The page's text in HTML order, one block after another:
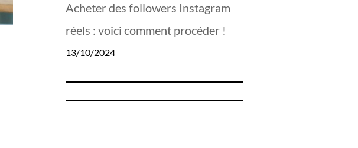
Acheter des followers Instagram
réels : voici comment procéder !
13/10/2024